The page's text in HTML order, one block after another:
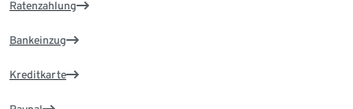
Ratenzahlung
Bankeinzug
Kreditkarte